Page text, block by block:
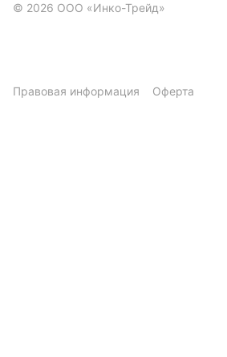
© 2026 ООО «Инко-Трейд»
Правовая информация Оферта